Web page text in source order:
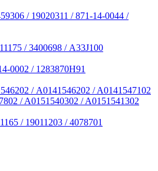
/ 19020311 / 871-14-0044 /
/ 3400698 / A33J100
0002 / 1283870H91
/ A0141546202 / A0141547102
/ A0151540302 / A0151541302
/ 19011203 / 4078701